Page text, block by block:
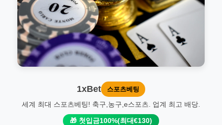
1xBet 스포츠베팅
세계 최대 스포츠베팅! 축구,농구,e스포츠. 업계 최고 배당.
🎁 첫입금100%(최대€130)